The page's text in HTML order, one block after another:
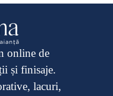
online de
și finisaje.
lacuri,